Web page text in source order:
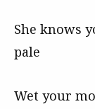
She knows
pale
Wet your